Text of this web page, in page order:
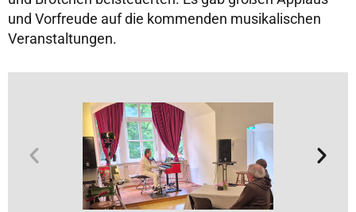
und Vorfreude auf die kommenden musikalischen
Veranstaltungen.